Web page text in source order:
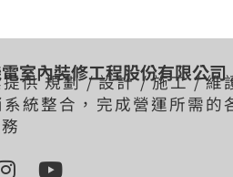
室內裝修工程股份有限公司
供 規劃 / 設計 / 施工 / 維
統整合，完成營運所需的